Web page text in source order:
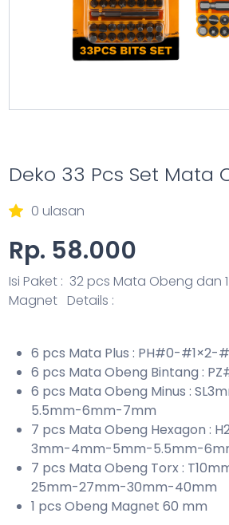
Deko 33 Pcs Set Mata
0 ulasan
Rp. 58.000
Isi Paket : 32 pcs Mata Obeng dan
Magnet Details :
6 pcs Mata Plus : PH#0-#1×2-
6 pcs Mata Obeng Bintang :
6 pcs Mata Obeng Minus :
5.5mm-6mm-7mm
7 pcs Mata Obeng Hexagon :
3mm-4mm-5mm-5.5mm-
7 pcs Mata Obeng Torx :
25mm-27mm-30mm-40mm
1 pcs Obeng Magnet 60 mm